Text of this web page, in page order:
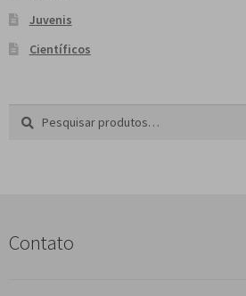
Juvenis
Científicos
Pesquisar
a
Contato